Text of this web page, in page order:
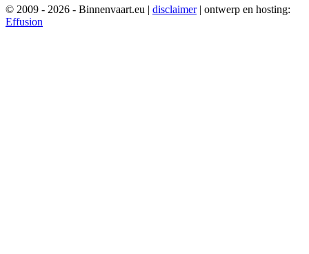
© 2009 - 2026 - Binnenvaart.eu | disclaimer | ontwerp en hosting:
Effusion